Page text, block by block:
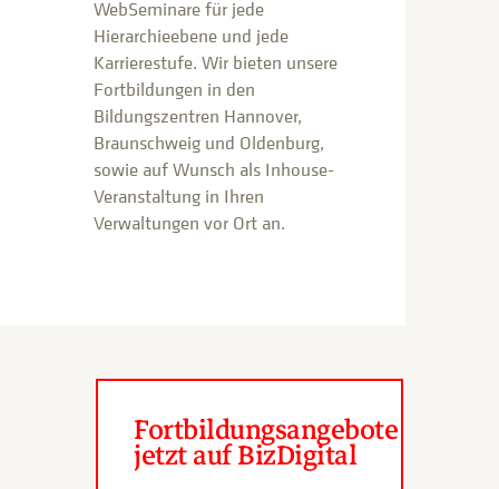
WebSeminare für jede
Hierarchieebene und jede
Karrierestufe. Wir bieten unsere
Fortbildungen in den
Bildungszentren Hannover,
Braunschweig und Oldenburg,
sowie auf Wunsch als Inhouse-
Veranstaltung in Ihren
Verwaltungen vor Ort an.
Fortbildungsangebote
jetzt auf BizDigital